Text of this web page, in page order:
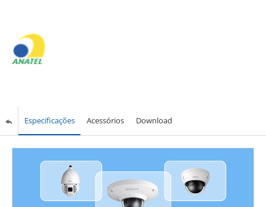
Especificações Acessórios Download